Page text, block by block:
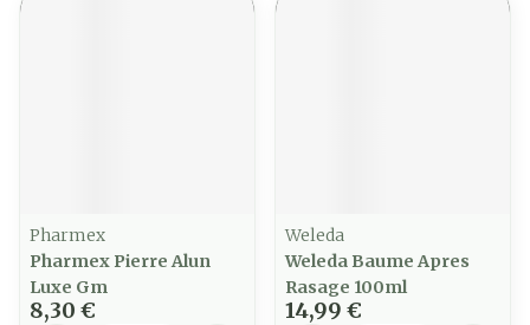
Pharmex
Pharmex Pierre Alun
Luxe Gm
8,30 €
Weleda
Weleda Baume Apres
Rasage 100ml
14,99 €